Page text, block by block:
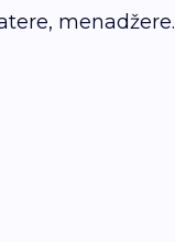
menadžere.